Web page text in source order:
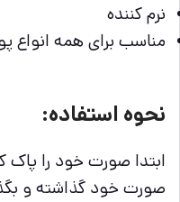
نرم کننده
مناسب برای همه انواع
نحوه استفاده:
ابتدا صورت خود را